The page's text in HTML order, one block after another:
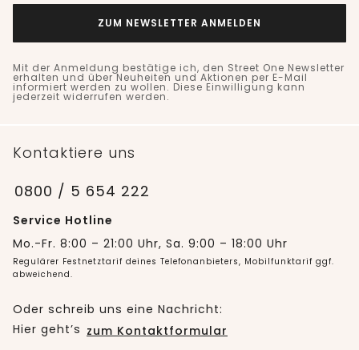
ZUM NEWSLETTER ANMELDEN
Mit der Anmeldung bestätige ich, den Street One Newsletter
erhalten und über Neuheiten und Aktionen per E-Mail
informiert werden zu wollen. Diese Einwilligung kann
jederzeit widerrufen werden.
Kontaktiere uns
0800 / 5 654 222
Service Hotline
Mo.-Fr. 8:00 – 21:00 Uhr, Sa. 9:00 – 18:00 Uhr
Regulärer Festnetztarif deines Telefonanbieters, Mobilfunktarif ggf.
abweichend.
Oder schreib uns eine Nachricht:
Hier geht’s zum Kontaktformular